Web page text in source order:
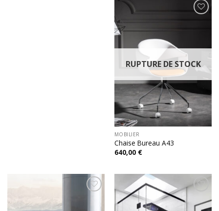
RUPTURE DE STOCK
MOBILIER
Chaise Bureau A43
640,00 €